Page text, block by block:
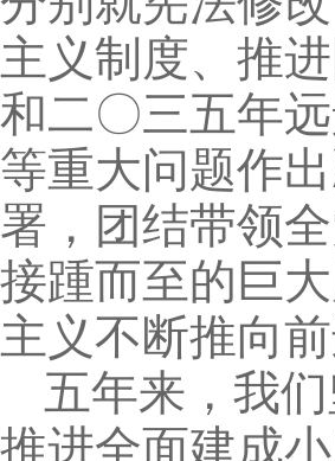
主义制度、推
和二〇三五年
等重大问题作
署，团结带领
接踵而至的巨
主义不断推向前
五年来，我
推进全面建成